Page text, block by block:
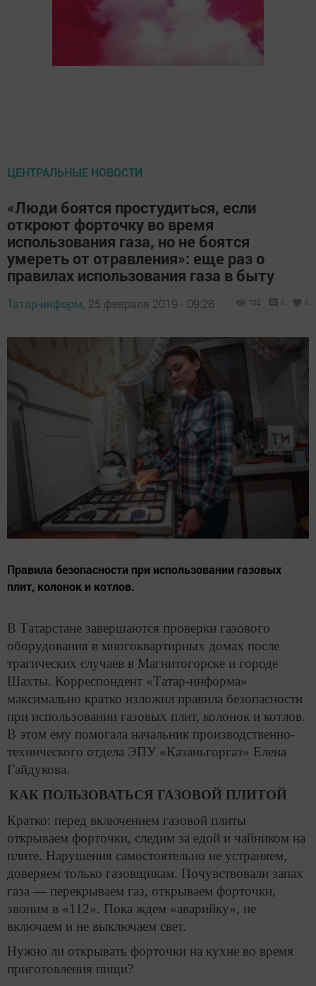
ЦЕНТРАЛЬНЫЕ НОВОСТИ
«Люди боятся простудиться, если
откроют форточку во время
использования газа, но не боятся
умереть от отравления»: еще раз о
правилах использования газа в быту
Татар-информ, 25 февраля 2019 - 09:28 702 0 0
Правила безопасности при использовании газовых
плит, колонок и котлов.
В Татарстане завершаются проверки газового
оборудования в многоквартирных домах после
трагических случаев в Магнитогорске и городе
Шахты. Корреспондент «Татар-информа»
максимально кратко изложил правила безопасности
при использовании газовых плит, колонок и котлов.
В этом ему помогала начальник производственно-
технического отдела ЭПУ «Казаньгоргаз» Елена
Гайдукова.
КАК ПОЛЬЗОВАТЬСЯ ГАЗОВОЙ ПЛИТОЙ
Кратко: перед включением газовой плиты
открываем форточки, следим за едой и чайником на
плите. Нарушения самостоятельно не устраняем,
доверяем только газовщикам. Почувствовали запах
газа — перекрываем газ, открываем форточки,
звоним в «112». Пока ждем «аварийку», не
включаем и не выключаем свет.
Нужно ли открывать форточки на кухне во время
приготовления пищи?